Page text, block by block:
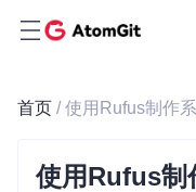
首页
使用Rufus制